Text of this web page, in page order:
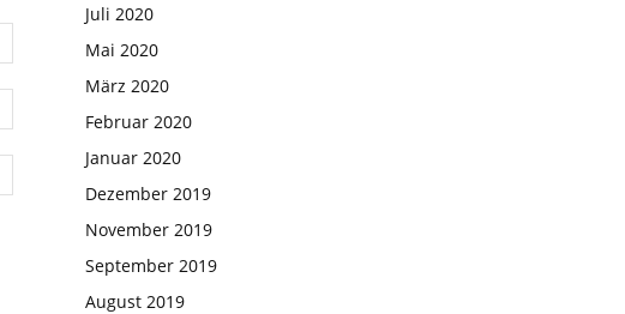
Juli 2020
Mai 2020
März 2020
Februar 2020
Januar 2020
Dezember 2019
November 2019
September 2019
August 2019